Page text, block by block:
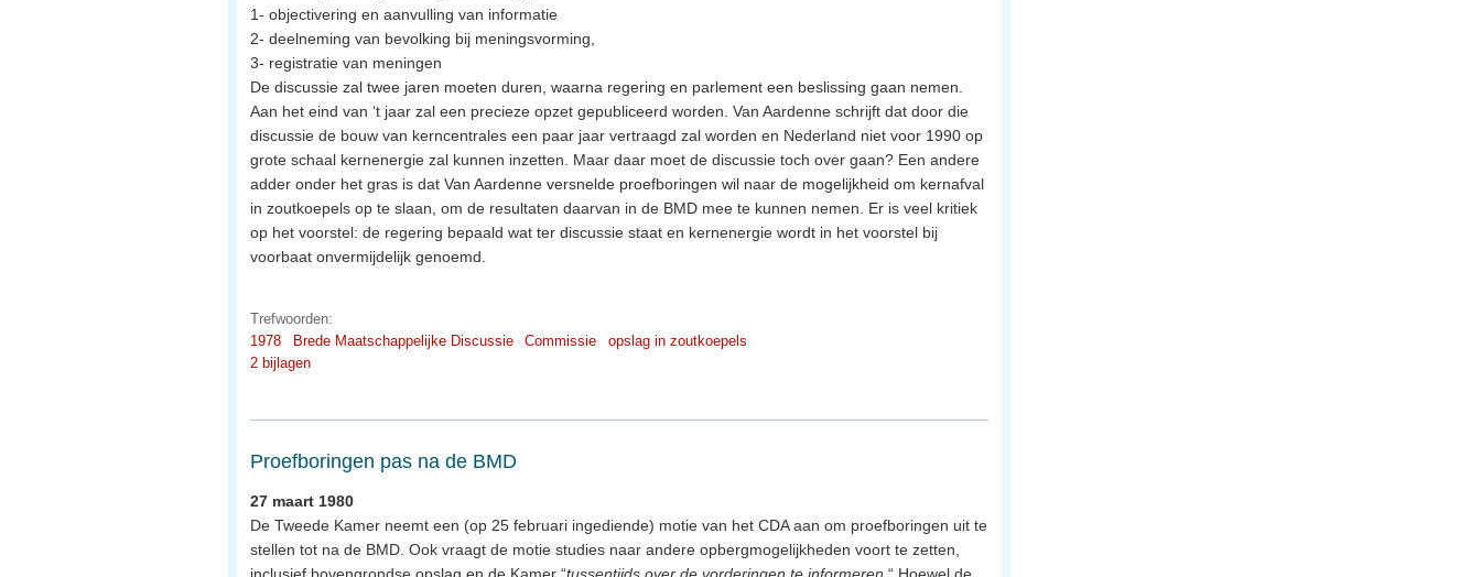
1- objectivering en aanvulling van informatie
2- deelneming van bevolking bij meningsvorming,
3- registratie van meningen
De discussie zal twee jaren moeten duren, waarna regering en parlement een beslissing gaan nemen.
Aan het eind van ‘t jaar zal een precieze opzet gepubliceerd worden. Van Aardenne schrijft dat door die
discussie de bouw van kerncentrales een paar jaar vertraagd zal worden en Nederland niet voor 1990 op
grote schaal kernenergie zal kunnen inzetten. Maar daar moet de discussie toch over gaan? Een andere
adder onder het gras is dat Van Aardenne versnelde proefboringen wil naar de mogelijkheid om kernafval
in zoutkoepels op te slaan, om de resultaten daarvan in de BMD mee te kunnen nemen. Er is veel kritiek
op het voorstel: de regering bepaald wat ter discussie staat en kernenergie wordt in het voorstel bij
voorbaat onvermijdelijk genoemd.
Trefwoorden:
1978
Brede Maatschappelijke Discussie Commissie
opslag in zoutkoepels
2 bijlagen
Proefboringen pas na de BMD
27 maart 1980
De Tweede Kamer neemt een (op 25 februari ingediende) motie van het CDA aan om proefboringen uit te
stellen tot na de BMD. Ook vraagt de motie studies naar andere opbergmogelijkheden voort te zetten,
inclusief bovengrondse opslag en de Kamer “tussentijds over de vorderingen te informeren. “ Hoewel de